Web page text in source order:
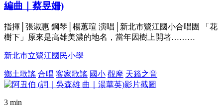
編曲｜蔡昱姍)
指揮│張淑惠 鋼琴│楊蕙瑄 演唱│新北市鷺江國小合唱團 「花
樹下」原來是高雄美濃的地名，當年因樹上開著………
新北市立鷺江國民小學
鄉土歌謠 合唱 客家歌謠 國小 觀摩 天籟之音
3 min